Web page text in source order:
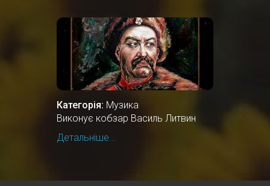
Категорія: Музика
Виконує кобзар Василь Литвин
Детальніше...